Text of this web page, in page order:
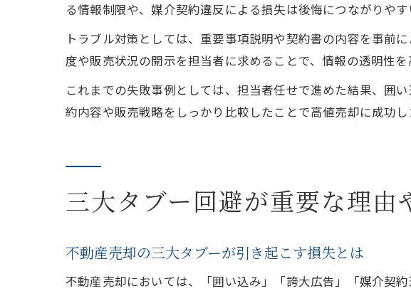
る情報制限や、媒介契約違反による損失は後悔につながりやす
トラブル対策としては、重要事項説明や契約書の内容を事前
度や販売状況の開示を担当者に求めることで、情報の透明性を
これまでの失敗事例としては、担当者任せで進めた結果、囲
約内容や販売戦略をしっかり比較したことで高値売却に成功
三大タブー回避が重要な理由
不動産売却の三大タブーが引き起こす損失とは
不動産売却においては、「囲い込み」「誇大広告」「媒介契